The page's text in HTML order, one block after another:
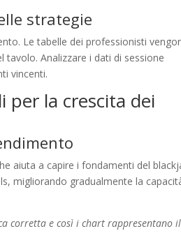
strategie
Le tabelle dei professionisti
Analizzare i dati di sessione
vincenti.
per la crescita dei
aiuta a capire i fondamenti del
migliorando gradualmente la
corretta e così i chart rappresentano il